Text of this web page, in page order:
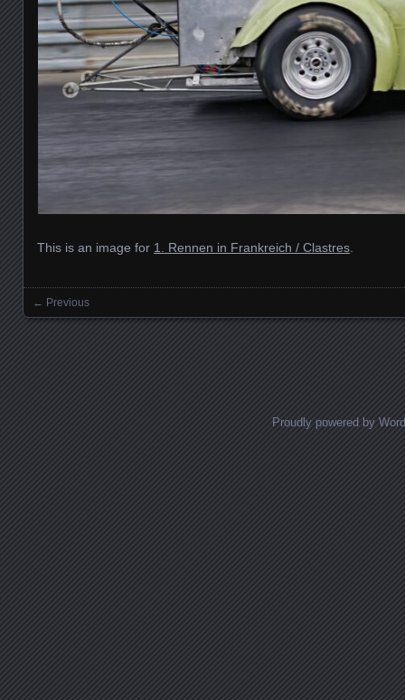
This is an image for 1. Rennen in Frankreich / Clastres
Images navigation
← Previous
Proudly powered by